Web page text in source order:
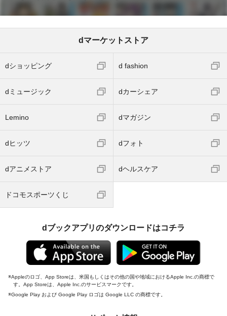
dマーケットストア
dショッピング d fashion
dミュージック dカーシェア
Lemino dマガジン
dヒッツ dフォト
dアニメストア dヘルスケア
ドコモスポーツくじ
dブックアプリのダウンロードはコチラ
Appleのロゴ、App Storeは、米国もしくはその他の国や地域におけるApple Inc.の商標で
す。App Storeは、Apple Inc.のサービスマークです。
Google Play および Google Play ロゴは Google LLC の商標です。